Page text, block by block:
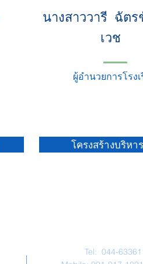
นางสาววารี ฉัต
เวช
ผู้อำนวยการโรง
โครงสร้างบริหา
Tel: 044-